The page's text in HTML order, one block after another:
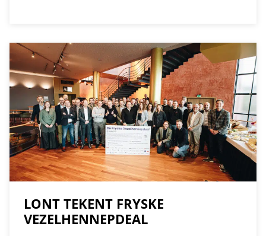
betaalbaar, gelijkvloers en energiezuinig. Dit
prachtige resultaat was alleen mogelijk dankzij
een fijne samenwerking met Montagne Advies
en Ontwikkeling en Gemeente Tytsjerksteradiel.
LONT TEKENT FRYSKE
VEZELHENNEPDEAL